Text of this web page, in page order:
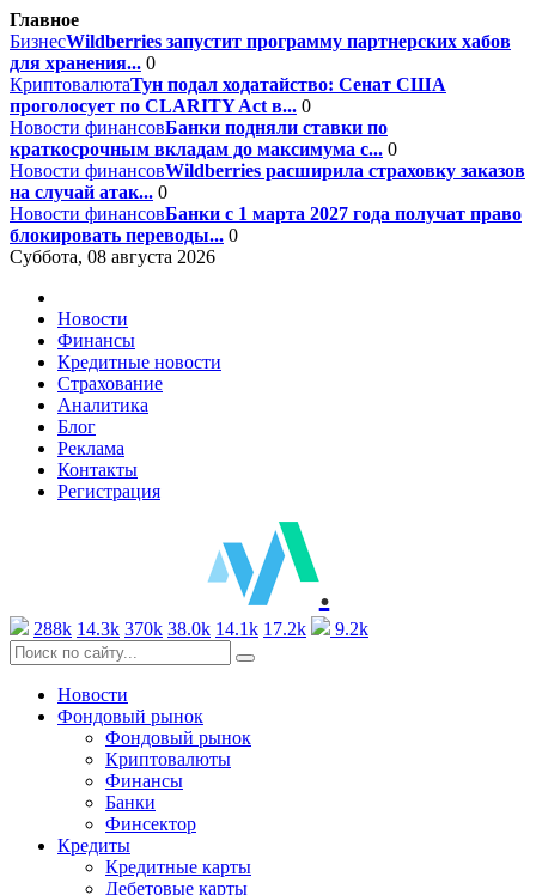
Главное
БизнесWildberries запустит программу партнерских хабов
для хранения... 0
КриптовалютаТун подал ходатайство: Сенат США
проголосует по CLARITY Act в... 0
Новости финансовБанки подняли ставки по
краткосрочным вкладам до максимума с... 0
Новости финансовWildberries расширила страховку заказов
на случай атак... 0
Новости финансовБанки с 1 марта 2027 года получат право
блокировать переводы... 0
Суббота, 08 августа 2026
Новости
Финансы
Кредитные новости
Страхование
Аналитика
Блог
Реклама
Контакты
Регистрация
.
288k 14.3k 370k 38.0k 14.1k 17.2k 9.2k
Новости
Фондовый рынок
Фондовый рынок
Криптовалюты
Финансы
Банки
Финсектор
Кредиты
Кредитные карты
Дебетовые карты